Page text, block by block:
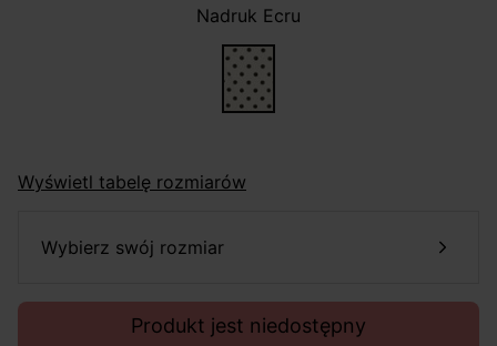
Nadruk Ecru
Wyświetl tabelę rozmiarów
wybierz swój rozmiar
Produkt jest niedostępny